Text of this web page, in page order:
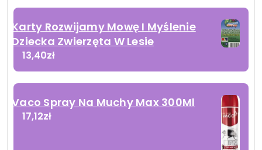
Karty Rozwijamy Mowę I Myślenie
Dziecka Zwierzęta W Lesie
13,40zł
Vaco Spray Na Muchy Max 300Ml
17,12zł